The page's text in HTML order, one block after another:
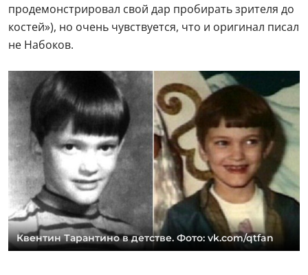
продемонстрировал свой дар пробирать зрителя до
костей»), но очень чувствуется, что и оригинал писал
не Набоков.
Квентин Тарантино в детстве. Фото: vk.com/qtfan